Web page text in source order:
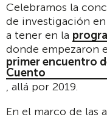
Celebramos la
de investigación
a tener en la
donde empezaron
primer encuentro
Cuento
, allá por 2019.
En el marco de las